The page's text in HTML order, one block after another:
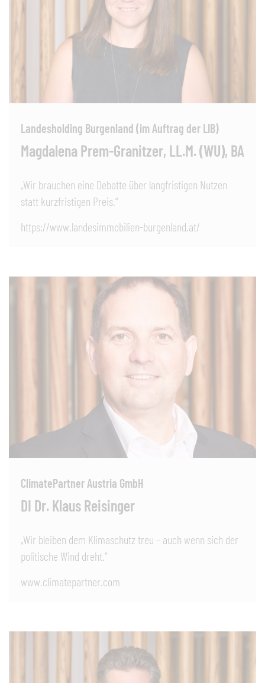
Landesholding Burgenland (im Auftrag der LIB)
Magdalena Prem-Granitzer, LL.M.(WU), BA
„Wir brauchen eine Debatte über langfristigen Nutzen
statt kurzfristigen Preis.“
https://www.landesimmobilien-burgenland.at/
ClimatePartner Austria GmbH
DI Dr. Klaus Reisinger
„Wir bleiben dem Klimaschutz treu – auch wenn sich der
politische Wind dreht.“
www.climatepartner.com